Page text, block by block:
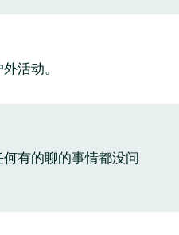
活动。
有的聊的事情都没问